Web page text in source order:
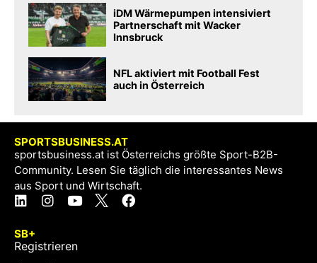
iDM Wärmepumpen intensiviert
Partnerschaft mit Wacker
Innsbruck
NFL aktiviert mit Football Fest
auch in Österreich
SPORTSBUSINESS.AT
sportsbusiness.at ist Österreichs größte Sport-B2B-
Community. Lesen Sie täglich die interessantes News
aus Sport und Wirtschaft.
SB+
Registrieren